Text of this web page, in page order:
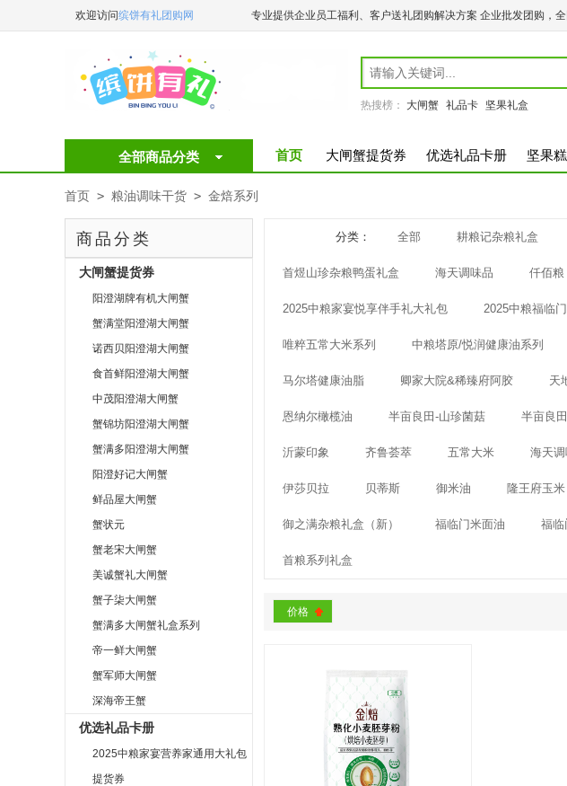
欢迎访问缤饼有礼团购网 专业提供企业员工福利、客户送礼团购解决方案 企业批发团购，全
热搜榜： 大闸蟹 礼品卡 坚果礼盒
全部商品分类 首页 大闸蟹提货券 优选礼品卡册 坚果
首页 > 粮油调味干货 > 金焙系列
商品分类
大闸蟹提货券
阳澄湖牌有机大闸蟹
蟹满堂阳澄湖大闸蟹
诺西贝阳澄湖大闸蟹
食首鲜阳澄湖大闸蟹
中茂阳澄湖大闸蟹
蟹锦坊阳澄湖大闸蟹
蟹满多阳澄湖大闸蟹
阳澄好记大闸蟹
鲜品屋大闸蟹
蟹状元
蟹老宋大闸蟹
美诚蟹礼大闸蟹
蟹子柒大闸蟹
蟹满多大闸蟹礼盒系列
帝一鲜大闸蟹
蟹军师大闸蟹
深海帝王蟹
优选礼品卡册
2025中粮家宴营养家通用大礼包
提货券
分类： 全部 耕粮记杂粮礼盒
首煜山珍杂粮鸭蛋礼盒 海天调味品 仟佰粮
2025中粮家宴悦享伴手礼大礼包 2025中粮福临
唯粹五常大米系列 中粮塔原/悦润健康油系列
马尔塔健康油脂 卿家大院&稀臻府阿胶 天
恩纳尔橄榄油 半亩良田-山珍菌菇 半亩良
沂蒙印象 齐鲁荟萃 五常大米 海天
伊莎贝拉 贝蒂斯 御米油 隆王府玉米
御之满杂粮礼盒（新） 福临门米面油 福临
首粮系列礼盒
价格